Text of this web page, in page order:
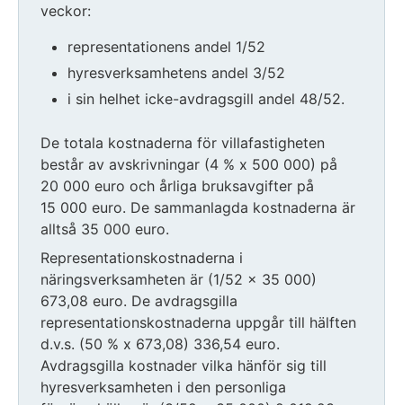
veckor:
representationens andel 1/52
hyresverksamhetens andel 3/52
i sin helhet icke-avdragsgill andel 48/52.
De totala kostnaderna för villafastigheten
består av avskrivningar (4 % x 500 000) på
20 000 euro och årliga bruksavgifter på
15 000 euro. De sammanlagda kostnaderna är
alltså 35 000 euro.
Representationskostnaderna i
näringsverksamheten är (1/52 x 35 000)
673,08 euro. De avdragsgilla
representationskostnaderna uppgår till hälften
d.v.s. (50 % x 673,08) 336,54 euro.
Avdragsgilla kostnader vilka hänför sig till
hyresverksamheten i den personliga